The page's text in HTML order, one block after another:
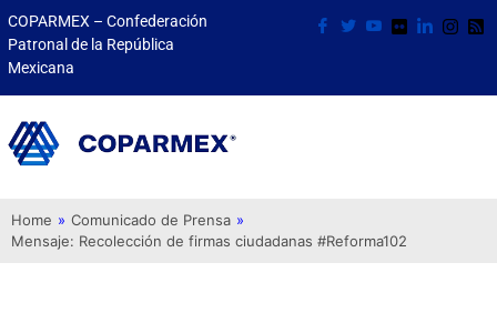
COPARMEX – Confederación
Patronal de la República
Mexicana
Home » Comunicado de Prensa »
Mensaje: Recolección de firmas ciudadanas #Reforma102